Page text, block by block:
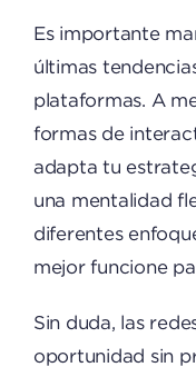
Es importante
últimas
plataformas. A
formas de
adapta tu
una mentalidad
diferentes
mejor funcione
Sin duda, las
oportunidad sin